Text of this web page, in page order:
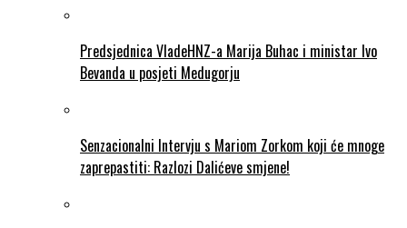
Predsjednica VladeHNZ-a Marija Buhac i ministar Ivo
Bevanda u posjeti Medugorju
Senzacionalni Intervju s Mariom Zorkom koji će mnoge
zaprepastiti: Razlozi Dalićeve smjene!